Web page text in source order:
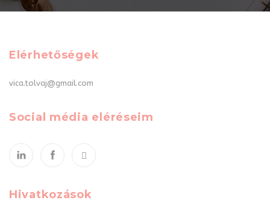
Elérhetőségek
vica.tolvaj@gmail.com
Social média eléréseim
Hivatkozások